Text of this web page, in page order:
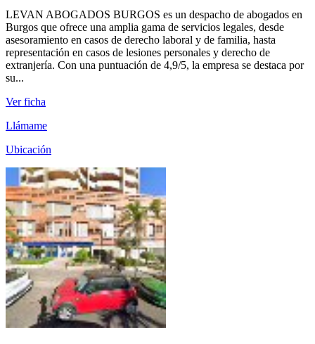
LEVAN ABOGADOS BURGOS es un despacho de abogados en
Burgos que ofrece una amplia gama de servicios legales, desde
asesoramiento en casos de derecho laboral y de familia, hasta
representación en casos de lesiones personales y derecho de
extranjería. Con una puntuación de 4,9/5, la empresa se destaca por
su...
Ver ficha
Llámame
Ubicación